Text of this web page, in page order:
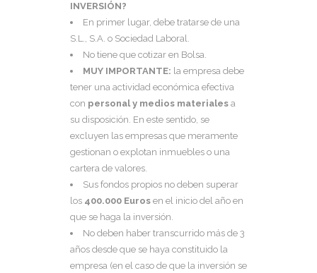
INVERSIÓN?
En primer lugar, debe tratarse de una
S.L., S.A. o Sociedad Laboral.
No tiene que cotizar en Bolsa.
MUY IMPORTANTE: la empresa debe
tener una actividad económica efectiva
con personal y medios materiales a
su disposición. En este sentido, se
excluyen las empresas que meramente
gestionan o explotan inmuebles o una
cartera de valores.
Sus fondos propios no deben superar
los 400.000 Euros en el inicio del año en
que se haga la inversión.
No deben haber transcurrido más de 3
años desde que se haya constituido la
empresa (en el caso de que la inversión se